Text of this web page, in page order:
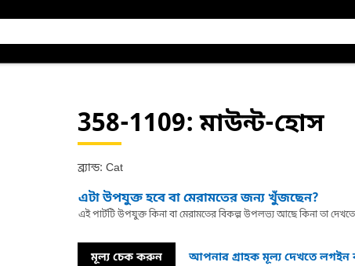
358-1109: মাউন্ট-হোস
ব্র্যান্ড: Cat
এটা উপযুক্ত হবে বা মেরামতের জন্য খুঁজছেন?
এই পার্টটি উপযুক্ত কিনা বা মেরামতের বিকল্প উপলভ্য আছে কিনা তা
মূল্য চেক করুন আপনার গ্রাহক মূল্য দেখতে